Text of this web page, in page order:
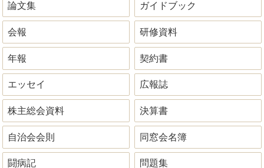
論文集 ガイドブック
会報 研修資料
年報 契約書
エッセイ 広報誌
株主総会資料 決算書
自治会会則 同窓会名簿
闘病記 問題集